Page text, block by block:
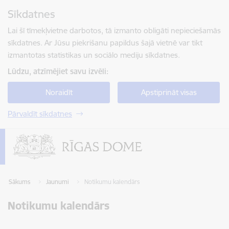
Sīkdatnes
Lai šī tīmekļvietne darbotos, tā izmanto obligāti nepieciešamās
sīkdatnes. Ar Jūsu piekrišanu papildus šajā vietnē var tikt
izmantotas statistikas un sociālo mediju sīkdatnes.
Lūdzu, atzīmējiet savu izvēli:
Noraidīt Apstiprināt visas
Pārvaldīt sīkdatnes
Sākums Jaunumi Notikumu kalendārs
Notikumu kalendārs